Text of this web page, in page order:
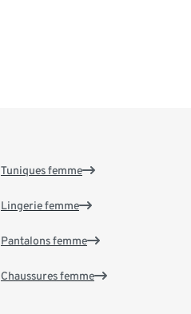
Tuniques femme
Lingerie femme
Pantalons femme
Chaussures femme